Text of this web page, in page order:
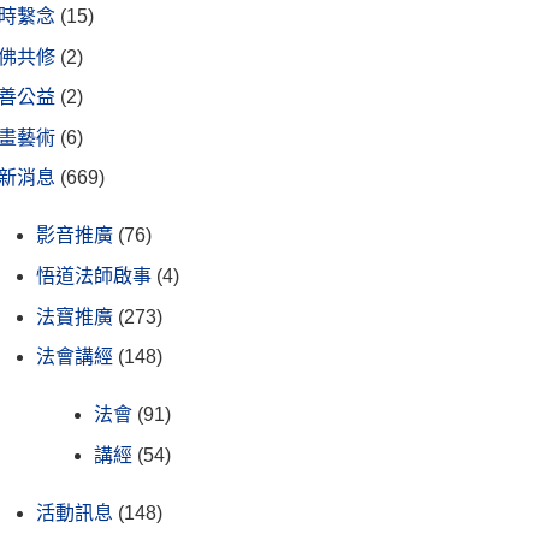
繫念 (15)
共修 (2)
公益 (2)
藝術 (6)
消息 (669)
影音推廣 (76)
悟道法師啟事 (4)
法寶推廣 (273)
法會講經 (148)
法會 (91)
講經 (54)
活動訊息 (148)